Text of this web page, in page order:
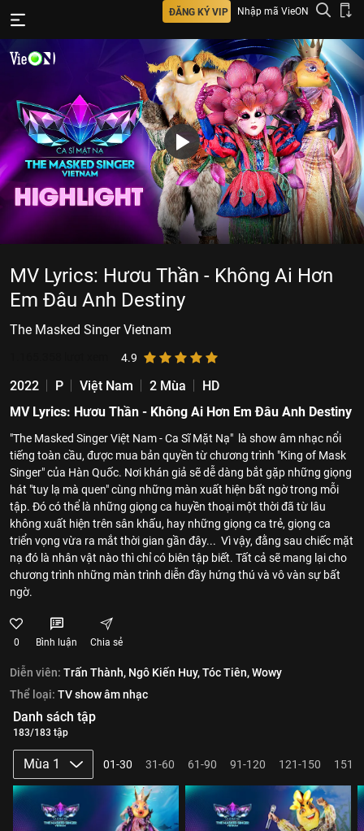
ĐĂNG KÝ VIP Nhập mã VieON
MV Lyrics: Hươu Thần - Không Ai Hơn
Em Đâu Anh Destiny
The Masked Singer Vietnam
4.9
2022 P Việt Nam 2 Mùa
HD
MV Lyrics: Hươu Thần - Không Ai Hơn Em Đâu Anh Destiny
"The Masked Singer Việt Nam - Ca Sĩ Mặt Nạ" là show âm nhạc nổi
tiếng toàn cầu, được mua bản quyền từ chương trình "King of Mask
Singer" của Hàn Quốc. Nơi khán giả sẽ dễ dàng bắt gặp những giọng
hát "tuy lạ mà quen" cùng những màn xuất hiện bất ngờ trong mỗi
tập. Đó có thể là những giọng ca huyền thoại một thời đã từ lâu
không xuất hiện trên sân khấu, hay những giọng ca trẻ, giọng ca
triển vọng vừa ra mắt thời gian gần đây... Vì vậy, đằng sau chiếc mặt
nạ đó là nhân vật nào thì chỉ có biên tập biết. Tất cả sẽ mang lại cho
chương trình những màn trình diễn đầy hứng thú và vô vàn sự bất
ngờ.
0 Bình luận Chia sẻ
Diễn viên: Trấn Thành, Ngô Kiến Huy,Tóc Tiên,Wowy
Thể loại: TV show âm nhạc
Danh sách tập
183/183 tập
Mùa 1 01-30 31-60 61-90 91-120 121-150 151-